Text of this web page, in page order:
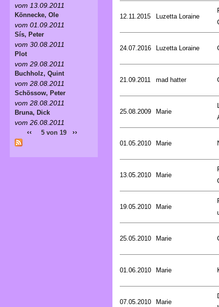
12.11.2015 Luzetta Loraine
24.07.2016 Luzetta Loraine
21.09.2011 mad hatter
25.08.2009 Marie
01.05.2010 Marie
13.05.2010 Marie
19.05.2010 Marie
25.05.2010 Marie
01.06.2010 Marie
07.05.2010 Marie
vom 13.09.2011
Könnecke, Ole
vom 01.09.2011
Sís, Peter
vom 30.08.2011
Plot
vom 29.08.2011
Buchholz, Quint
vom 28.08.2011
Schössow, Peter
vom 28.08.2011
Bruna, Dick
vom 26.08.2011
‹‹ 5 von 19 ››